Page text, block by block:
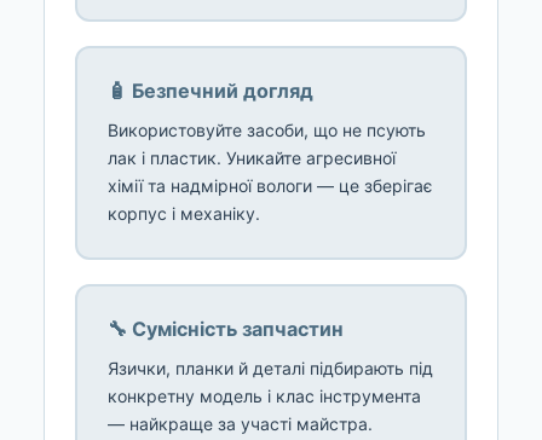
🧴 Безпечний догляд
Використовуйте засоби, що не псують
лак і пластик. Уникайте агресивної
хімії та надмірної вологи — це зберігає
корпус і механіку.
🔧 Сумісність запчастин
Язички, планки й деталі підбирають під
конкретну модель і клас інструмента
— найкраще за участі майстра.